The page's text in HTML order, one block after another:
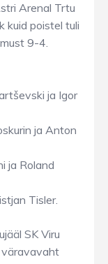
Arenal Trtu
kuid poistel tuli
9-4.
ja Igor
ja Anton
ja Roland
Tisler.
SK Viru
väravavaht